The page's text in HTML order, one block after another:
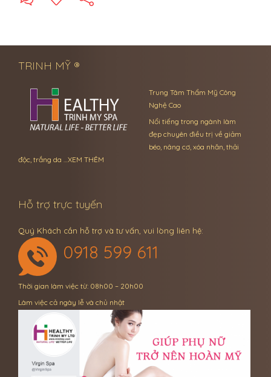
TRINH MỸ ®
Trung Tâm Thẩm Mỹ Công
Nghệ Cao
Nổi tiếng trong ngành làm
đẹp chuyên điều trị về giảm
béo, nâng cơ, xóa nhăn, thải
độc, trắng da …XEM THÊM
Hỗ trợ trực tuyến
Quý Khách cần hỗ trợ và tư vấn, vui lòng liên hệ:
0918 599 611
Thời gian làm việc từ: 08h00 – 20h00
Làm việc cả ngày lễ và chủ nhật